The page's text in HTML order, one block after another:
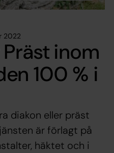
2022
inom
100 % i
diakon eller präst
är förlagt på
häktet och i